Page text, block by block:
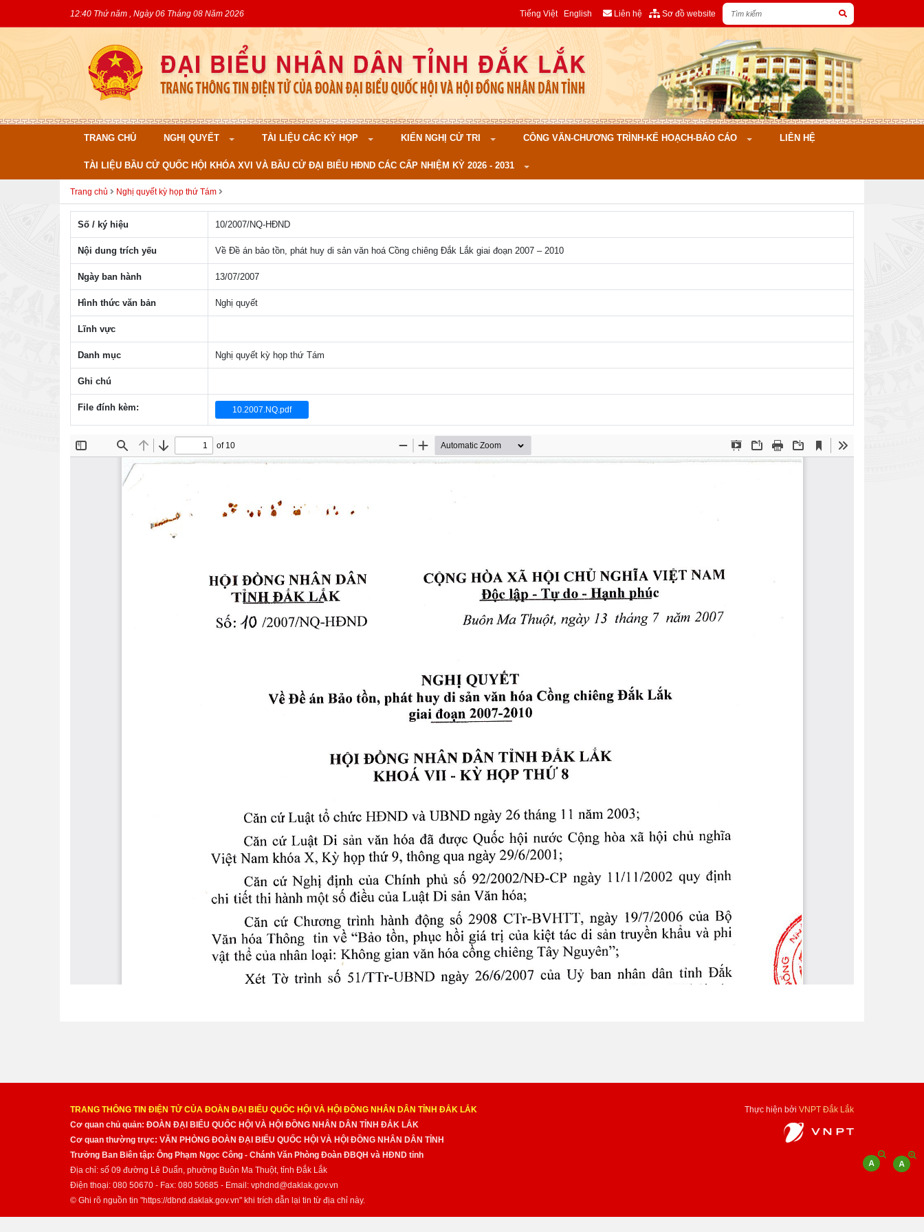
12:40 Thứ năm , Ngày 06 Tháng 08 Năm 2026 Tiếng Việt English Liên hệ Sơ đồ website
TRANG CHỦ NGHỊ QUYẾT TÀI LIỆU CÁC KỲ HỌP KIẾN NGHỊ CỬ TRI CÔNG VĂN-CHƯƠNG TRÌNH-KẾ HOẠCH-BÁO CÁO LIÊN HỆ
TÀI LIỆU BẦU CỬ QUỐC HỘI KHÓA XVI VÀ BẦU CỬ ĐẠI BIỂU HĐND CÁC CẤP NHIỆM KỲ 2026 - 2031
Trang chủ Nghị quyết kỳ họp thứ Tám
Số / ký hiệu 10/2007/NQ-HÐND
Nội dung trích yếu Về Đề án bảo tồn, phát huy di sản văn hoá Cồng chiêng Đắk Lắk giai đoạn 2007 – 2010
Ngày ban hành 13/07/2007
Hình thức văn bản Nghị quyết
Lĩnh vực
Danh mục Nghị quyết kỳ họp thứ Tám
Ghi chú
File đính kèm: 10.2007.NQ.pdf
TRANG THÔNG TIN ĐIỆN TỬ CỦA ĐOÀN ĐẠI BIỂU QUỐC HỘI VÀ HỘI ĐỒNG NHÂN DÂN TỈNH ĐẮK LẮK
Cơ quan chủ quản: ĐOÀN ĐẠI BIỂU QUỐC HỘI VÀ HỘI ĐỒNG NHÂN DÂN TỈNH ĐẮK LẮK
Cơ quan thường trực: VĂN PHÒNG ĐOÀN ĐẠI BIỂU QUỐC HỘI VÀ HỘI ĐỒNG NHÂN DÂN TỈNH
Trưởng Ban Biên tập: Ông Phạm Ngọc Công - Chánh Văn Phòng Đoàn ĐBQH và HĐND tỉnh
Địa chỉ: số 09 đường Lê Duẩn, phường Buôn Ma Thuột, tỉnh Đắk Lắk
Điện thoại: 080 50670 - Fax: 080 50685 - Email: vphdnd@daklak.gov.vn
© Ghi rõ nguồn tin "https://dbnd.daklak.gov.vn" khi trích dẫn lại tin từ địa chỉ này.
Thực hiện bởi VNPT Đắk Lắk